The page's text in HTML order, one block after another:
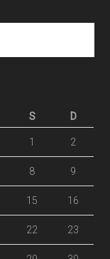
S D
1 2
8 9
15 16
22 23